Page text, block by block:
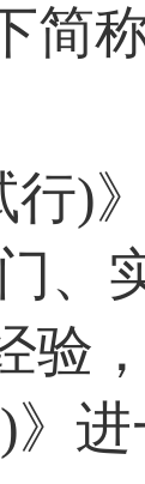
简
行)
、
验
》